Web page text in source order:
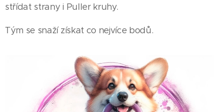
střídat strany i Puller kruhy.
Tým se snaží získat co nejvíce bodů.